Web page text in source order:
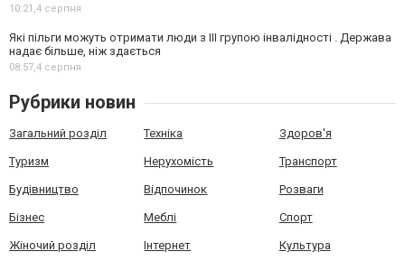
10:21,4 серпня
Які пільги можуть отримати люди з III групою інвалідності . Держава
надає більше, ніж здається
08:57,4 серпня
Рубрики новин
Загальний розділ Техніка Здоров'я
Туризм Нерухомість Транспорт
Будівництво Відпочинок Розваги
Бізнес Меблі Спорт
Жіночий розділ Інтернет Культура